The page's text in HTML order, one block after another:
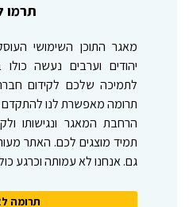
תרמו
מאגר התוכן השימושי
יהודים וערבים נעשה כולו
לתמיכה שלכם לקידום חברה
תרומה מאפשרת לנו להתקדם
הרחבת המאגר ונגישותו
תמיד מוצגים לכם. האתר
גם. אנחנו לא עמותה וכרגע
תרומה